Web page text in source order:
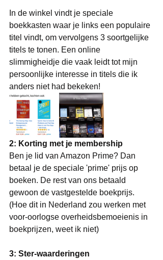
In de winkel vindt je speciale
boekkasten waar je links een populaire
titel vindt, om vervolgens 3 soortgelijke
titels te tonen. Een online
slimmigheidje die vaak leidt tot mijn
persoonlijke interesse in titels die ik
anders niet had bekeken!
2: Korting met je membership
Ben je lid van Amazon Prime? Dan
betaal je de speciale 'prime' prijs op
boeken. De rest van ons betaald
gewoon de vastgestelde boekprijs.
(Hoe dit in Nederland zou werken met
voor-oorlogse overheidsbemoeienis in
boekprijzen, weet ik niet)
3: Ster-waarderingen